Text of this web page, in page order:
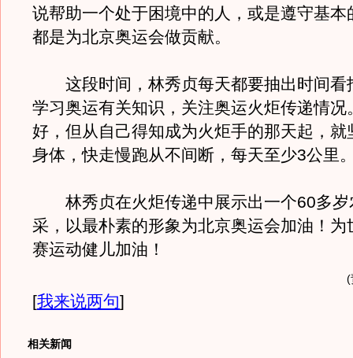
说帮助一个处于困境中的人，或是遵守基本
都是为北京奥运会做贡献。
这段时间，林秀贞每天都要抽出时间看
学习奥运有关知识，关注奥运火炬传递情况
好，但从自己得知成为火炬手的那天起，就
身体，快走慢跑从不间断，每天至少3公里
林秀贞在火炬传递中展示出一个60多岁
采，以最朴素的形象为北京奥运会加油！为
赛运动健儿加油！
(
[我来说两句]
相关新闻